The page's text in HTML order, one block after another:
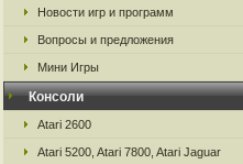
Новости игр и программ
Вопросы и предложения
Мини Игры
Консоли
Atari 2600
Atari 5200, Atari 7800, Atari Jaguar